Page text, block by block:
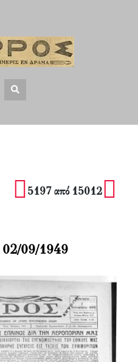
5197 από 15012
02/09/1949